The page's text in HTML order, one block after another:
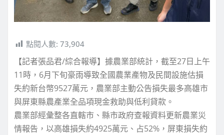
點閱人數: 73,904
【記者張品君/綜合報導】據農業部統計，截至27日上午
11時，6月下旬豪雨導致全國農業產物及民間設施估損
失約新台幣9527萬元，農業部主動公告損失最多高雄市
與屏東縣農產業全品項現金救助與低利貸款。
農業部經彙整各直轄市、縣市政府查報資料更新農業災
情報告，以高雄損失約4925萬元、占52%，屏東損失約